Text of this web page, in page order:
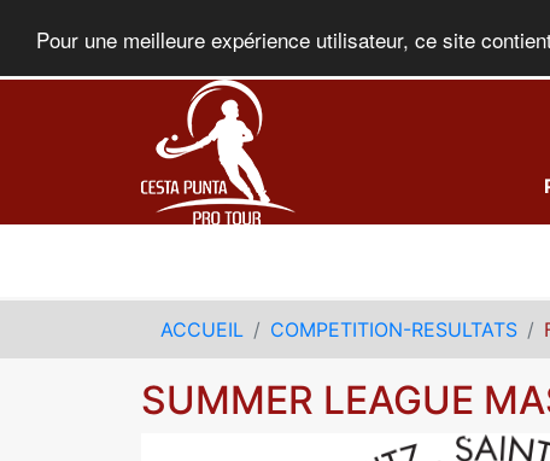
Pour une meilleure expérience utilisateur, ce site
ACCUEIL COMPETITION-RESULTATS
SUMMER LEAGUE